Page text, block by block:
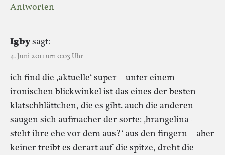
Antworten
Igbysagt:
4. Juni 2011 um 0:03 Uhr
ich find die ‚aktuelle‘ super – unter einem
ironischen blickwinkel ist das eines der besten
klatschblättchen, die es gibt. auch die anderen
saugen sich aufmacher der sorte: ‚brangelina –
steht ihre ehe vor dem aus?‘ aus den fingern – aber
keiner treibt es derart auf die spitze, dreht die